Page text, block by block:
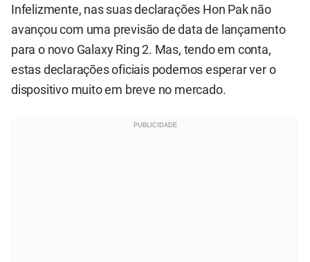
Infelizmente, nas suas declarações Hon Pak não
avançou com uma previsão de data de lançamento
para o novo Galaxy Ring 2. Mas, tendo em conta,
estas declarações oficiais podemos esperar ver o
dispositivo muito em breve no mercado.